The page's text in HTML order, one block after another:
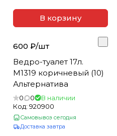
В корзину
600 ₽/шт
Ведро-туалет 17л.
М1319 коричневый (10)
Альтернатива
0 0
В наличии
Код: 920900
Самовывоз сегодня
Доставка завтра